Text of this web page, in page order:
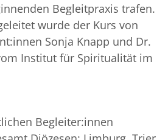
Begleitpraxis trafen.
wurde der Kurs von
Sonja Knapp und Dr.
Institut für Spiritualität im
Begleiter:innen